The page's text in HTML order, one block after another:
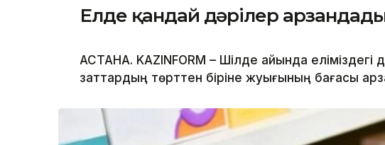
Елде қандай дәрілер
АСТАНА. KAZINFORM – Шілде айында еліміздегі
заттардың төрттен біріне жуығының бағасы